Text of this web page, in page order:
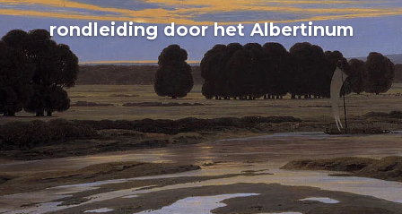
rondleiding door het Albertinum